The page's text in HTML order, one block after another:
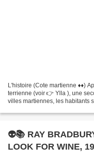
L'histoire (Cote martienne ♦♦)
terrienne (voir 👉 Ylla ), une
villes martiennes, les habitants
👽📚 RAY
LOOK FOR WINE,